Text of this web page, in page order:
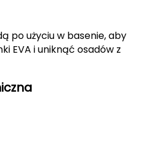
po użyciu w basenie, aby
EVA i uniknąć osadów z